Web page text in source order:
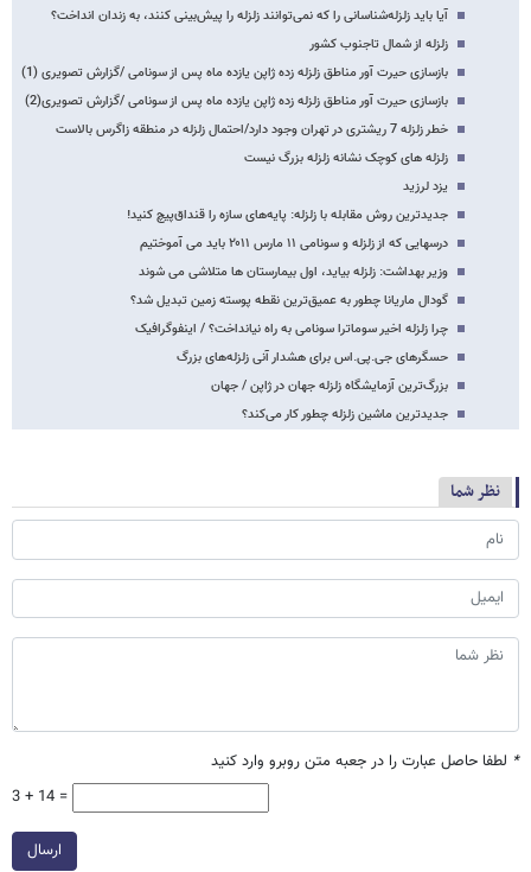
آیا باید زلزله‌شناسانی را که نمی‌توانند زلزله را پیش‌بینی کنند، به زندان انداخت؟
زلزله از شمال تاجنوب کشور
بازسازی حیرت آور مناطق زلزله زده ژاپن یازده ماه پس از سونامی /گزارش تصویری (1)
بازسازی حیرت آور مناطق زلزله زده ژاپن یازده ماه پس از سونامی /گزارش تصویری(2)
خطر زلزله 7 ریشتری در تهران وجود دارد/احتمال زلزله در منطقه زاگرس بالاست
زلزله های کوچک نشانه زلزله بزرگ نیست
یزد لرزید
جدیدترین روش مقابله با زلزله: پایه‌های سازه را قنداق‌پیچ کنید!
درسهایی که از زلزله و سونامی ۱۱ مارس ۲۰۱۱ باید می آموختیم
وزیر بهداشت: زلزله بیاید، اول بیمارستان ها متلاشی می شوند
گودال ماریانا چطور به عمیق‌ترین نقطه پوسته زمین تبدیل شد؟
چرا زلزله اخیر سوماترا سونامی به راه نیانداخت؟ / اینفوگرافیک
حسگرهای جی.پی.اس برای هشدار آنی زلزله‌های بزرگ
بزرگ‌ترین آزمایشگاه زلزله جهان در ژاپن / جهان
جدیدترین ماشین زلزله چطور کار می‌کند؟
نظر شما
* لطفا حاصل عبارت را در جعبه متن روبرو وارد کنید
3 + 14 =
ارسال